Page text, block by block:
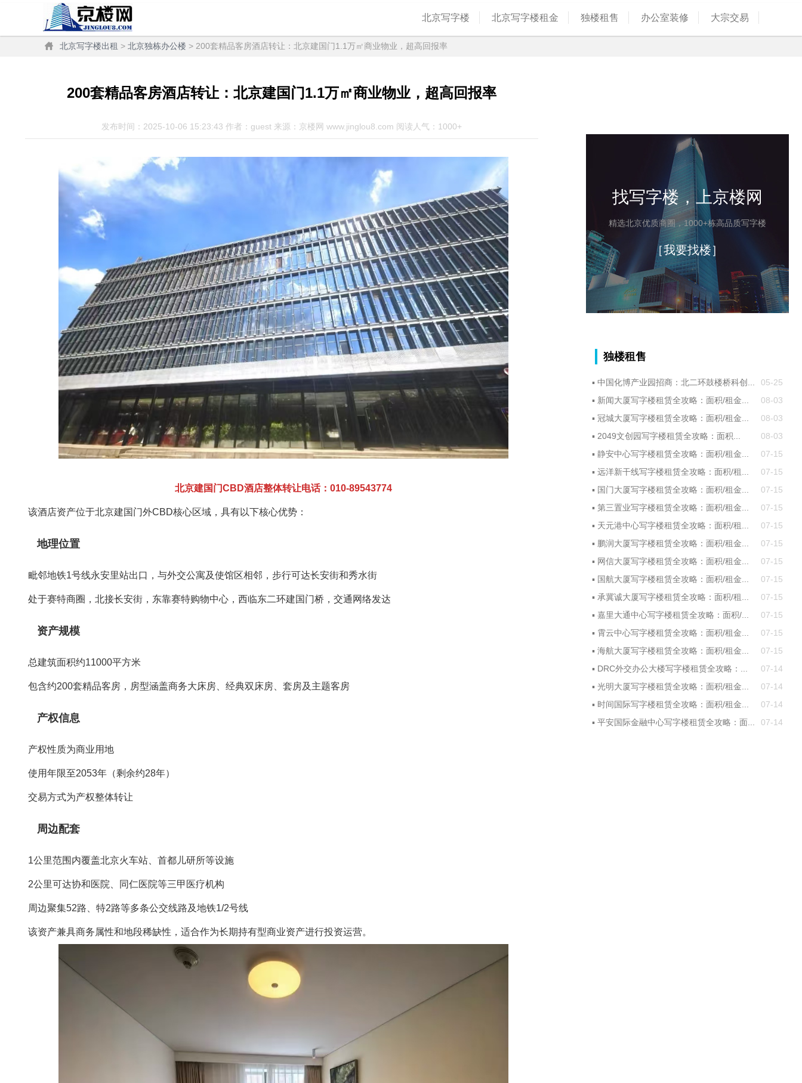
北京写字楼 北京写字楼租金 独楼租售 办公室装修 大宗交易
北京写字楼出租 > 北京独栋办公楼 > 200套精品客房酒店转让：北京建国门1.1万㎡商业物业，超高回报率
找写字楼，上京楼网
精选北京优质商圈，1000+栋高品质写字楼
［我要找楼］
独楼租售
▪ 中国化博产业园招商：北二环鼓楼桥科创...
05-25
▪ 新闻大厦写字楼租赁全攻略：面积/租金...
08-03
▪ 冠城大厦写字楼租赁全攻略：面积/租金...
08-03
▪ 2049文创园写字楼租赁全攻略：面积...
08-03
▪ 静安中心写字楼租赁全攻略：面积/租金...
07-15
▪ 远洋新干线写字楼租赁全攻略：面积/租...
07-15
▪ 国门大厦写字楼租赁全攻略：面积/租金...
07-15
▪ 第三置业写字楼租赁全攻略：面积/租金...
07-15
▪ 天元港中心写字楼租赁全攻略：面积/租...
07-15
▪ 鹏润大厦写字楼租赁全攻略：面积/租金...
07-15
▪ 网信大厦写字楼租赁全攻略：面积/租金...
07-15
▪ 国航大厦写字楼租赁全攻略：面积/租金...
07-15
▪ 承冀诚大厦写字楼租赁全攻略：面积/租...
07-15
▪ 嘉里大通中心写字楼租赁全攻略：面积/...
07-15
▪ 霄云中心写字楼租赁全攻略：面积/租金...
07-15
▪ 海航大厦写字楼租赁全攻略：面积/租金...
07-15
▪ DRC外交办公大楼写字楼租赁全攻略：...
07-14
▪ 光明大厦写字楼租赁全攻略：面积/租金...
07-14
▪ 时间国际写字楼租赁全攻略：面积/租金...
07-14
▪ 平安国际金融中心写字楼租赁全攻略：面... 07-14
200套精品客房酒店转让：北京建国门1.1万㎡商业物业，超高回报率
发布时间：2025-10-06 15:23:43 作者：guest 来源：京楼网 www.jinglou8.com 阅读人气：1000+
北京建国门CBD酒店整体转让电话：010-89543774
该酒店资产位于北京建国门外CBD核心区域，具有以下核心优势：
地理位置
毗邻地铁1号线永安里站出口，与外交公寓及使馆区相邻，步行可达长安街和秀水街‌
处于赛特商圈，北接长安街，东靠赛特购物中心，西临东二环建国门桥，交通网络发达‌
资产规模
总建筑面积约11000平方米
包含约200套精品客房，房型涵盖商务大床房、经典双床房、套房及主题客房
产权信息
产权性质为商业用地
使用年限至2053年（剩余约28年）
交易方式为产权整体转让
周边配套
1公里范围内覆盖北京火车站、首都儿研所等设施‌
2公里可达协和医院、同仁医院等三甲医疗机构‌
周边聚集52路、特2路等多条公交线路及地铁1/2号线‌
该资产兼具商务属性和地段稀缺性，适合作为长期持有型商业资产进行投资运营。